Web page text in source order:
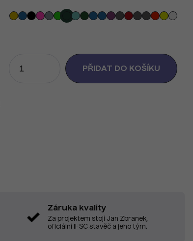
Záruka kvality
Za projektem stojí Jan Zbranek,
oficiální IFSC stavěč a jeho tým.